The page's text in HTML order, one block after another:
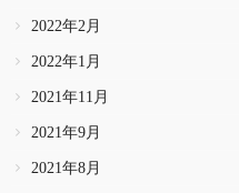
2022年2月
2022年1月
2021年11月
2021年9月
2021年8月